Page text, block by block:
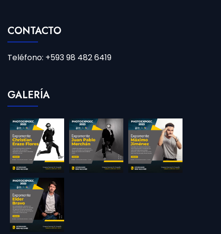
CONTACTO
Teléfono: +593 98 482 6419
GALERÍA